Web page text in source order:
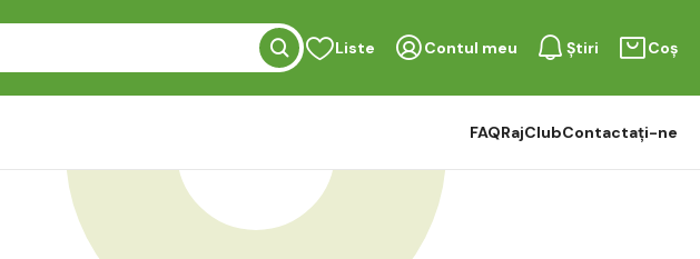
Liste Contul meu Știri Coș
FAQRajClubContactați-ne